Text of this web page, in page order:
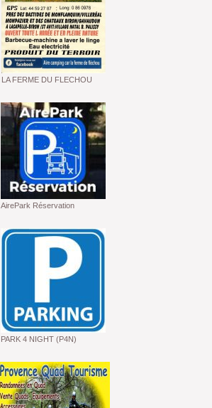
LA FERME DU FLECHOU
AirePark Réservation
PARK 4 NIGHT (P4N)